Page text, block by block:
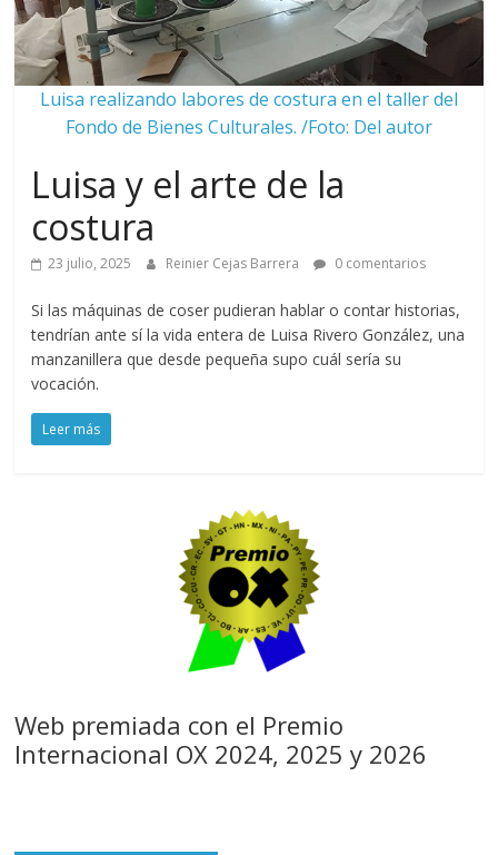
Luisa realizando labores de costura en el taller del
Fondo de Bienes Culturales. /Foto: Del autor
Luisa y el arte de la
costura
23 julio, 2025 Reinier Cejas Barrera 0 comentarios
Si las máquinas de coser pudieran hablar o contar historias,
tendrían ante sí la vida entera de Luisa Rivero González, una
manzanillera que desde pequeña supo cuál sería su
vocación.
Leer más
Web premiada con el Premio
Internacional OX 2024, 2025 y 2026